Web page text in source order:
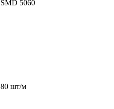
SMD 5060
80 шт/м